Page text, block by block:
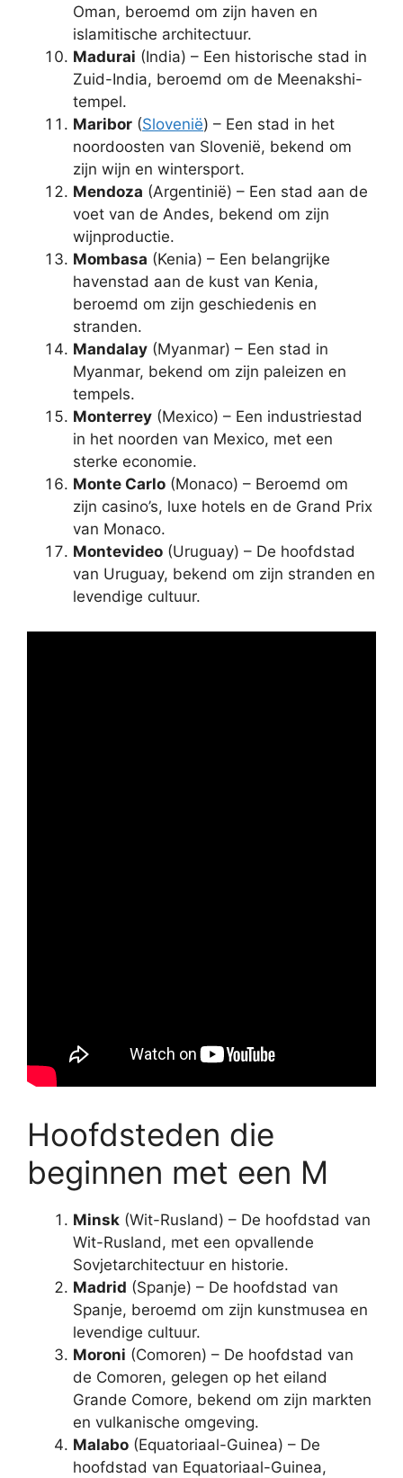
Oman, beroemd om zijn haven en
islamitische architectuur.
Madurai (India) – Een historische stad in
Zuid-India, beroemd om de Meenakshi-
tempel.
Maribor (Slovenië) – Een stad in het
noordoosten van Slovenië, bekend om
zijn wijn en wintersport.
Mendoza (Argentinië) – Een stad aan de
voet van de Andes, bekend om zijn
wijnproductie.
Mombasa (Kenia) – Een belangrijke
havenstad aan de kust van Kenia,
beroemd om zijn geschiedenis en
stranden.
Mandalay (Myanmar) – Een stad in
Myanmar, bekend om zijn paleizen en
tempels.
Monterrey (Mexico) – Een industriestad
in het noorden van Mexico, met een
sterke economie.
Monte Carlo (Monaco) – Beroemd om
zijn casino’s, luxe hotels en de Grand Prix
van Monaco.
Montevideo (Uruguay) – De hoofdstad
van Uruguay, bekend om zijn stranden en
levendige cultuur.
Hoofdsteden die
beginnen met een M
Minsk (Wit-Rusland) – De hoofdstad van
Wit-Rusland, met een opvallende
Sovjetarchitectuur en historie.
Madrid (Spanje) – De hoofdstad van
Spanje, beroemd om zijn kunstmusea en
levendige cultuur.
Moroni (Comoren) – De hoofdstad van
de Comoren, gelegen op het eiland
Grande Comore, bekend om zijn markten
en vulkanische omgeving.
Malabo (Equatoriaal-Guinea) – De
hoofdstad van Equatoriaal-Guinea,